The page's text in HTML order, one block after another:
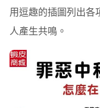
用逗趣的插圖列出各
人產生共鳴。